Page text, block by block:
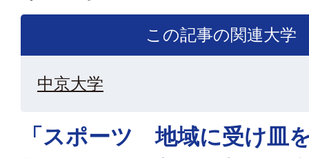
この記事の関連大学
中京大学
「スポーツ 地域に受け皿